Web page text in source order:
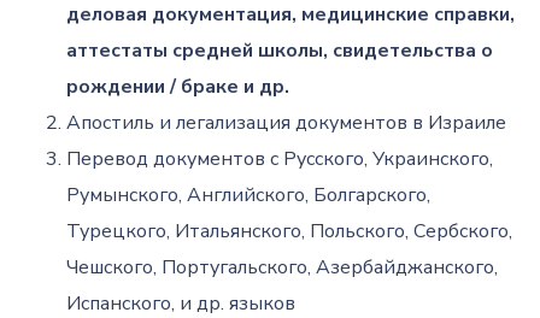
деловая документация, медицинские справки,
аттестаты средней школы, свидетельства о
рождении / браке и др.
Апостиль и легализация документов в Израиле
Перевод документов с Русского, Украинского,
Румынского, Английского, Болгарского,
Турецкого, Итальянского, Польского, Сербского,
Чешского, Португальского, Азербайджанского,
Испанского, и др. языков